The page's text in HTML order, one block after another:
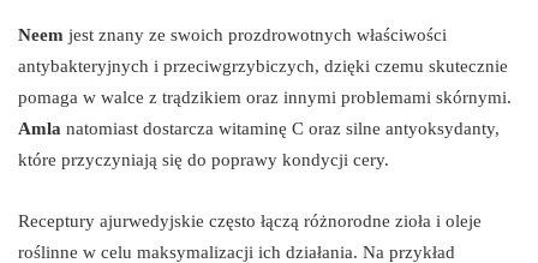
Neem jest znany ze swoich prozdrowotnych właściwości
antybakteryjnych i przeciwgrzybiczych, dzięki czemu skutecznie
pomaga w walce z trądzikiem oraz innymi problemami skórnymi.
Amla natomiast dostarcza witaminę C oraz silne antyoksydanty,
które przyczyniają się do poprawy kondycji cery.
Receptury ajurwedyjskie często łączą różnorodne zioła i oleje
roślinne w celu maksymalizacji ich działania. Na przykład